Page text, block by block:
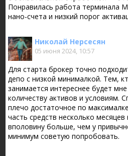
Понравилась работа терминала
нано-счета и низкий порог
Николай Нерсесян
05 июня 2024, 10:57
Для старта брокер точно
депо с низкой минималкой. Тем,
занимается интереснее будет
количеству активов и условиям.
плечо достаточное по
часть средств несколько
вполовину больше, чем у
минимум советую попробовать.